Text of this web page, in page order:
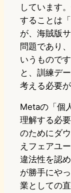
しています
することは
が、海賊版
問題であり
いうもので
と、訓練デ
考える必要
Metaの「個
理解する必
のためにダ
えフェアユ
違法性を認
が勝手にや
業としての